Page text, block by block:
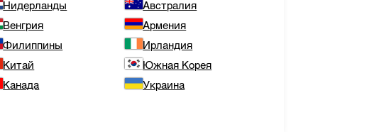
Нидерланды
Австралия
Венгрия
Армения
Филиппины
Ирландия
Китай
Южная Корея
Канада
Украина